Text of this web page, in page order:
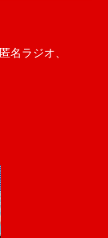
匿名ラジオ、